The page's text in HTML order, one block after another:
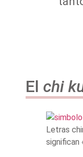
El chi
Letras
significan